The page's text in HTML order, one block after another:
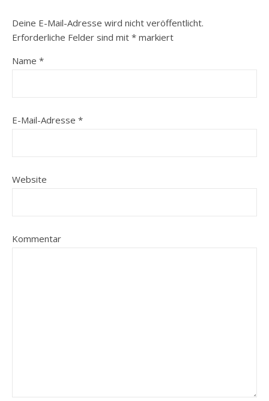
Deine E-Mail-Adresse wird nicht veröffentlicht.
Erforderliche Felder sind mit * markiert
Name *
E-Mail-Adresse *
Website
Kommentar